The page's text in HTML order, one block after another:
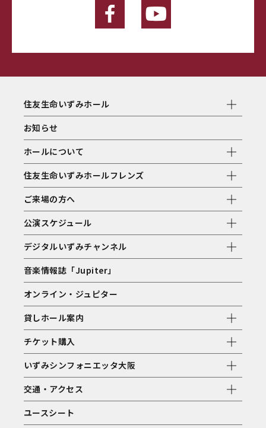
住友生命いずみホール
お知らせ
ホールについて
住友生命いずみホールフレンズ
ご来場の方へ
公演スケジュール
デジタルいずみチャンネル
音楽情報誌「Jupiter」
オンライン・ジュピター
貸しホール案内
チケット購入
いずみシンフォニエッタ大阪
交通・アクセス
ユースシート